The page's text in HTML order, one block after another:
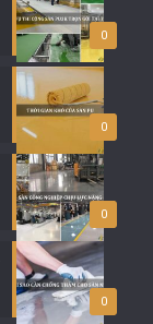
0
0
0
0